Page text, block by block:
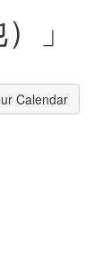
」
Calendar